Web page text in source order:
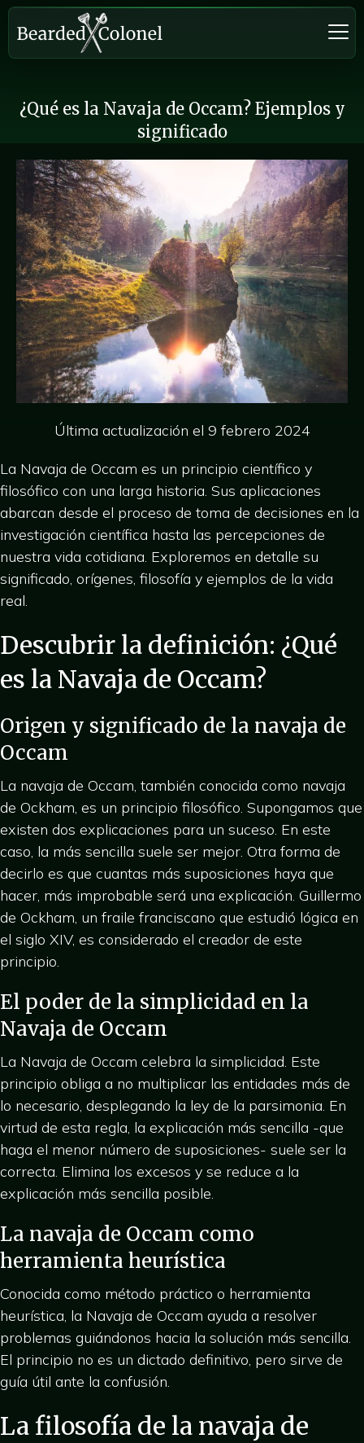
¿Qué es la Navaja de Occam? Ejemplos y
significado
Última actualización el 9 febrero 2024
La Navaja de Occam es un principio científico y
filosófico con una larga historia. Sus aplicaciones
abarcan desde el proceso de toma de decisiones en la
investigación científica hasta las percepciones de
nuestra vida cotidiana. Exploremos en detalle su
significado, orígenes, filosofía y ejemplos de la vida
real.
Descubrir la definición: ¿Qué
es la Navaja de Occam?
Origen y significado de la navaja de
Occam
La navaja de Occam, también conocida como navaja
de Ockham, es un principio filosófico. Supongamos que
existen dos explicaciones para un suceso. En este
caso, la más sencilla suele ser mejor. Otra forma de
decirlo es que cuantas más suposiciones haya que
hacer, más improbable será una explicación. Guillermo
de Ockham, un fraile franciscano que estudió lógica en
el siglo XIV, es considerado el creador de este
principio.
El poder de la simplicidad en la
Navaja de Occam
La Navaja de Occam celebra la simplicidad. Este
principio obliga a no multiplicar las entidades más de
lo necesario, desplegando la ley de la parsimonia. En
virtud de esta regla, la explicación más sencilla -que
haga el menor número de suposiciones- suele ser la
correcta. Elimina los excesos y se reduce a la
explicación más sencilla posible.
La navaja de Occam como
herramienta heurística
Conocida como método práctico o herramienta
heurística, la Navaja de Occam ayuda a resolver
problemas guiándonos hacia la solución más sencilla.
El principio no es un dictado definitivo, pero sirve de
guía útil ante la confusión.
La filosofía de la navaja de